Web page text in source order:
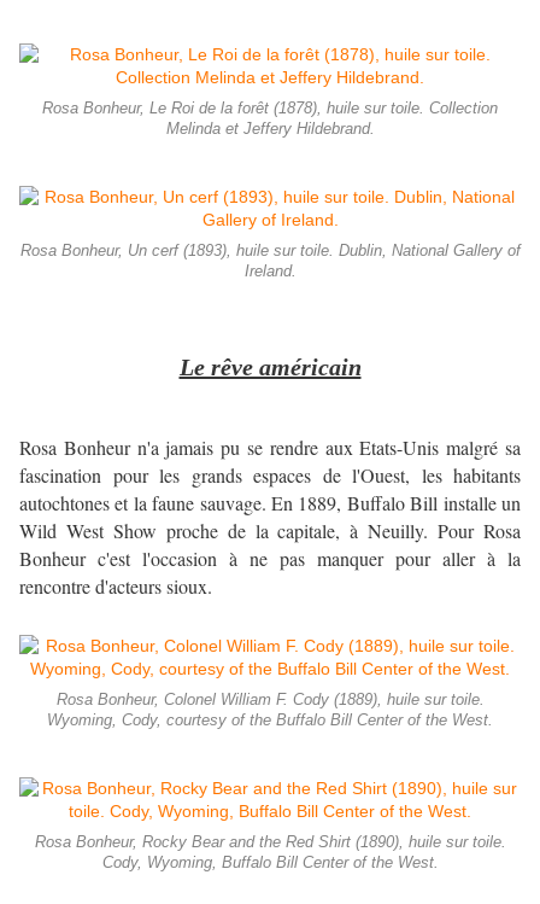
Rosa Bonheur, Le Roi de la forêt (1878), huile sur toile. Collection
Melinda et Jeffery Hildebrand.
Rosa Bonheur, Un cerf (1893), huile sur toile. Dublin, National Gallery of
Ireland.
Le rêve américain
Rosa Bonheur n'a jamais pu se rendre aux Etats-Unis malgré sa
fascination pour les grands espaces de l'Ouest, les habitants
autochtones et la faune sauvage. En 1889, Buffalo Bill installe un
Wild West Show proche de la capitale, à Neuilly. Pour Rosa
Bonheur c'est l'occasion à ne pas manquer pour aller à la
rencontre d'acteurs sioux.
Rosa Bonheur, Colonel William F. Cody (1889), huile sur toile.
Wyoming, Cody, courtesy of the Buffalo Bill Center of the West.
Rosa Bonheur, Rocky Bear and the Red Shirt (1890), huile sur toile.
Cody, Wyoming, Buffalo Bill Center of the West.